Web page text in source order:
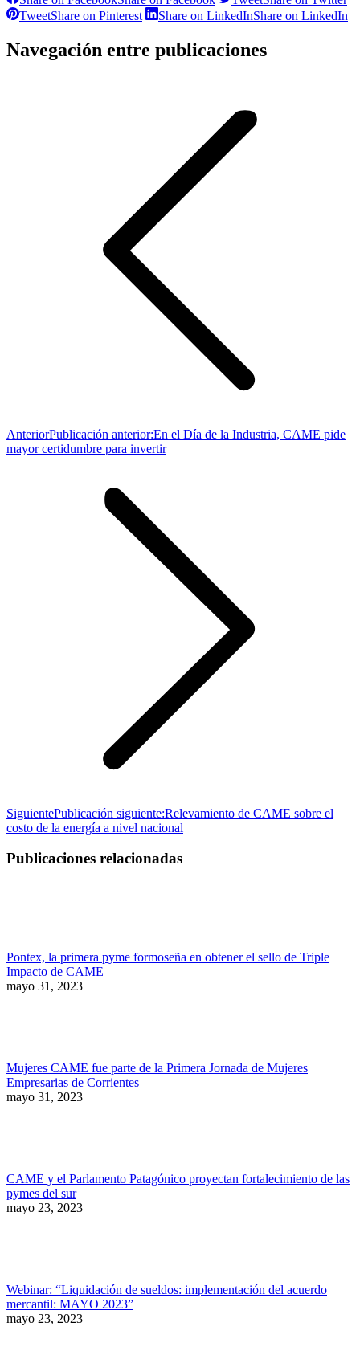
TweetShare on Pinterest Share on LinkedInShare on LinkedIn
Navegación entre publicaciones
AnteriorPublicación anterior:En el Día de la Industria, CAME pide
mayor certidumbre para invertir
SiguientePublicación siguiente:Relevamiento de CAME sobre el
costo de la energía a nivel nacional
Publicaciones relacionadas
Pontex, la primera pyme formoseña en obtener el sello de Triple
Impacto de CAME
mayo 31, 2023
Mujeres CAME fue parte de la Primera Jornada de Mujeres
Empresarias de Corrientes
mayo 31, 2023
CAME y el Parlamento Patagónico proyectan fortalecimiento de las
pymes del sur
mayo 23, 2023
Webinar: “Liquidación de sueldos: implementación del acuerdo
mercantil: MAYO 2023”
mayo 23, 2023